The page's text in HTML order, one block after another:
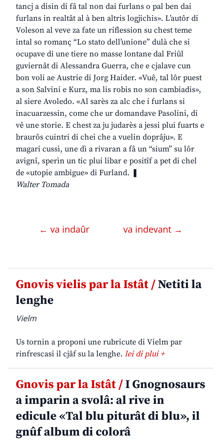
tancj a disin di fâ tal non dai furlans o pal ben dai
furlans in realtât al à ben altris logjichis». L’autôr di
Voleson al veve za fate un riflession su chest teme
intal so romanç “Lo stato dell’unione” dulà che si
ocupave di une tiere no masse lontane dal Friûl
guviernât di Alessandra Guerra, che e cjalave cun
bon voli ae Austrie di Jorg Haider. «Vuê, tal lôr puest
a son Salvini e Kurz, ma lis robis no son cambiadis»,
al siere Avoledo. «Al sarès za alc che i furlans si
inacuarzessin, come che ur domandave Pasolini, di
vê une storie. E chest za ju judarès a jessi plui fuarts e
braurôs cuintri di chei che a vuelin doprâju». E
magari cussì, une dì a rivaran a fâ un “sium” su lôr
avignî, sperìn un tic plui libar e positîf a pet di chel
de «utopie ambigue» di Furland. ❚
Walter Tomada
← va indaûr va indevant →
Gnovis vielis par la Istât /Netiti la
lenghe
Vielm
Us tornin a proponi une rubricute di Vielm par
rinfrescasi il cjâf su la lenghe. lei di plui +
Gnovis par la Istât /I Gnognosaurs
a imparin a svolâ: al rive in
edicule «Tal blu piturât di blu», il
gnûf album di colorâ